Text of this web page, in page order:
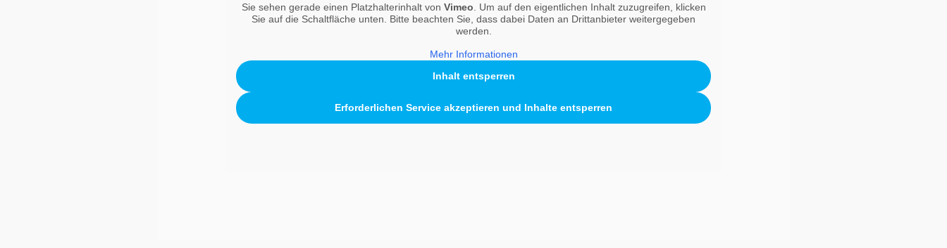
Sie sehen gerade einen Platzhalterinhalt von Vimeo . Um auf den eigentlichen Inhalt zuzugreifen, klicken
Sie auf die Schaltfläche unten. Bitte beachten Sie, dass dabei Daten an Drittanbieter weitergegeben
werden.
Mehr Informationen
Inhalt entsperren
Erforderlichen Service akzeptieren und Inhalte entsperren